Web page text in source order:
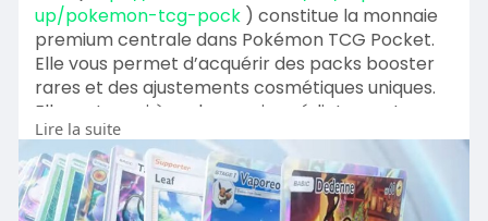
up/pokemon-tcg-pock) constitue la monnaie
premium centrale dans Pokémon TCG Pocket.
Elle vous permet d’acquérir des packs booster
rares et des ajustements cosmétiques uniques.
Elle sert aussi à recharger immédiatement
l’énergie pour les extensions de cartes et à
débloquer des objets de collection exclusifs.
Pour recharger Poké Gold, vous pouvez accéder
à différentes plateformes d’échange d
Lire la suite